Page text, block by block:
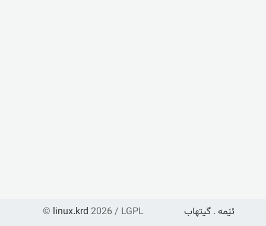
© linux.krd 2026 / LGPL ئێمە . گیتهاب